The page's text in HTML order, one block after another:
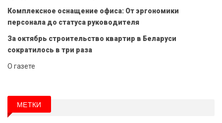
Комплексное оснащение офиса: От эргономики
персонала до статуса руководителя
За октябрь строительство квартир в Беларуси
сократилось в три раза
О газете
МЕТКИ